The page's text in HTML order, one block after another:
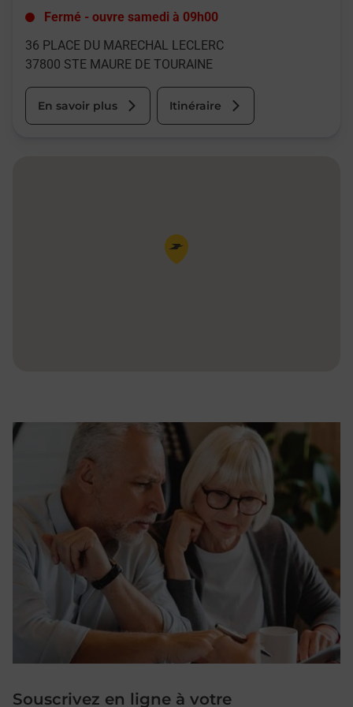
Fermé - ouvre samedi à 09h00
36 PLACE DU MARECHAL LECLERC
37800 STE MAURE DE TOURAINE
En savoir plus Itinéraire
Pin de la carte
Souscrivez en ligne à votre